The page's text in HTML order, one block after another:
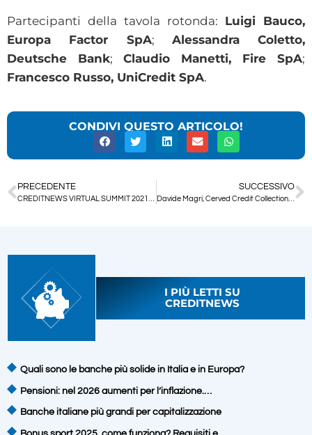
Partecipanti della tavola rotonda: Luigi Bauco,
Europa Factor SpA; Alessandra Coletto,
Deutsche Bank; Claudio Manetti, Fire SpA;
Francesco Russo, UniCredit SpA.
CONDIVI QUESTO ARTICOLO!
PRECEDENTE
CREDITNEWS VIRTUAL SUMMIT 2021 | Accesso al credito e nuove metodologie di valutazione
SUCCESSIVO
Davide Magri, Cerved Credit Collection SpA – Credit Awards 2020/21
I PIÙ LETTI SU
CREDITNEWS
Quali sono le banche più solide in Italia e in Europa?
Pensioni: nel 2026 aumenti per l’inflazione.…
Banche italiane più grandi per capitalizzazione